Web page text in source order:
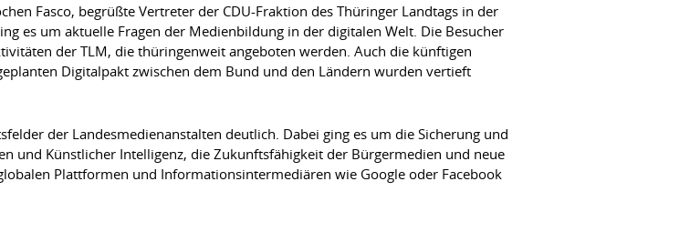
Fasco, begrüßte Vertreter der CDU-Fraktion des Thüringer Landtags in der
es um aktuelle Fragen der Medienbildung in der digitalen Welt. Die Besucher
der TLM, die thüringenweit angeboten werden. Auch die künftigen
Digitalpakt zwischen dem Bund und den Ländern wurden vertieft
der Landesmedienanstalten deutlich. Dabei ging es um die Sicherung und
und Künstlicher Intelligenz, die Zukunftsfähigkeit der Bürgermedien und neue
Plattformen und Informationsintermediären wie Google oder Facebook